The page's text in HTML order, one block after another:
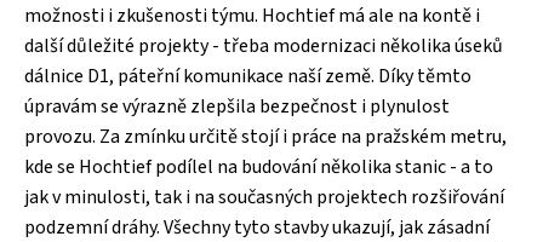
možnosti i zkušenosti týmu. Hochtief má ale na kontě i
další důležité projekty - třeba modernizaci několika úseků
dálnice D1, páteřní komunikace naší země. Díky těmto
úpravám se výrazně zlepšila bezpečnost i plynulost
provozu. Za zmínku určitě stojí i práce na pražském metru,
kde se Hochtief podílel na budování několika stanic - a to
jak v minulosti, tak i na současných projektech rozšiřování
podzemní dráhy. Všechny tyto stavby ukazují, jak zásadní